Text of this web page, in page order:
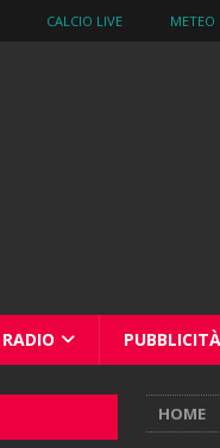
CALCIO LIVE METEO
RADIO PUBBLICITÀ
HOME